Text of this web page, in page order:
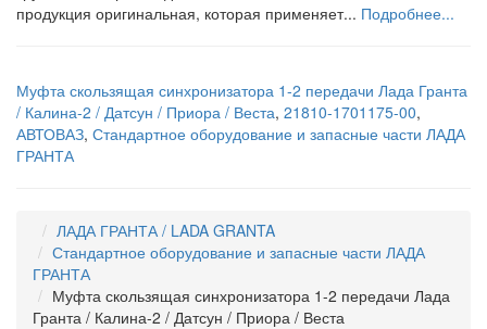
продукция оригинальная, которая применяет... Подробнее...
Муфта скользящая синхронизатора 1-2 передачи Лада Гранта
/ Калина-2 / Датсун / Приора / Веста, 21810-1701175-00,
АВТОВАЗ, Стандартное оборудование и запасные части ЛАДА
ГРАНТА
ЛАДА ГРАНТА / LADA GRANTA
Стандартное оборудование и запасные части ЛАДА
ГРАНТА
Муфта скользящая синхронизатора 1-2 передачи Лада
Гранта / Калина-2 / Датсун / Приора / Веста